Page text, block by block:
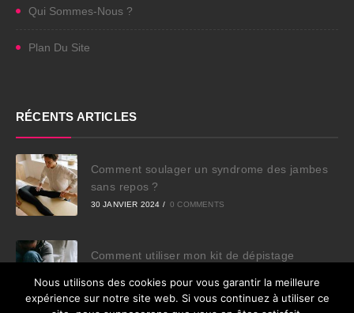
Qui Sommes-Nous ?
Plan Du Site
RÉCENTS ARTICLES
Comment soulager un syndrome des jambes
sans repos ?
30 JANVIER 2024 / 0 COMMENTS
Comment utiliser mon kit de dépistage
0 COMMENTS
Nous utilisons des cookies pour vous garantir la meilleure
expérience sur notre site web. Si vous continuez à utiliser ce